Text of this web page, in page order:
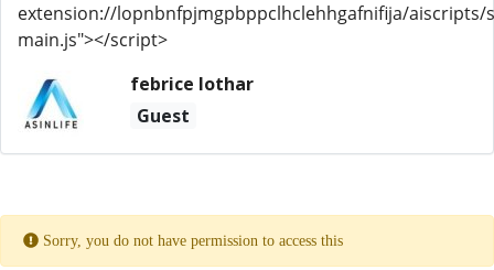
extension://lopnbnfpjmgpbppclhclehhgafnifija/aiscripts/
main.js"></script>
febrice lothar
Guest
Sorry, you do not have permission to access this